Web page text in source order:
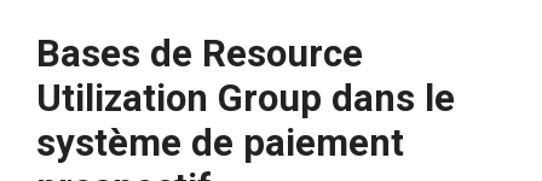
Bases de Resource
Utilization Group dans le
système de paiement